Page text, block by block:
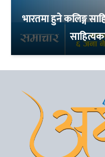
भारतमा हुने कलिङ्ग